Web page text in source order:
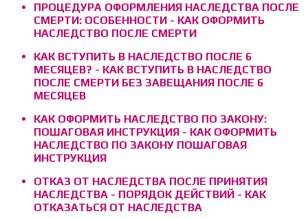
ПРОЦЕДУРА ОФОРМЛЕНИЯ НАСЛЕДСТВА ПОСЛЕ
СМЕРТИ: ОСОБЕННОСТИ - КАК ОФОРМИТЬ
НАСЛЕДСТВО ПОСЛЕ СМЕРТИ
КАК ВСТУПИТЬ В НАСЛЕДСТВО ПОСЛЕ 6
МЕСЯЦЕВ? - КАК ВСТУПИТЬ В НАСЛЕДСТВО
ПОСЛЕ СМЕРТИ БЕЗ ЗАВЕЩАНИЯ ПОСЛЕ 6
МЕСЯЦЕВ
КАК ОФОРМИТЬ НАСЛЕДСТВО ПО ЗАКОНУ:
ПОШАГОВАЯ ИНСТРУКЦИЯ - КАК ОФОРМИТЬ
НАСЛЕДСТВО ПО ЗАКОНУ ПОШАГОВАЯ
ИНСТРУКЦИЯ
ОТКАЗ ОТ НАСЛЕДСТВА ПОСЛЕ ПРИНЯТИЯ
НАСЛЕДСТВА - ПОРЯДОК ДЕЙСТВИЙ - КАК
ОТКАЗАТЬСЯ ОТ НАСЛЕДСТВА